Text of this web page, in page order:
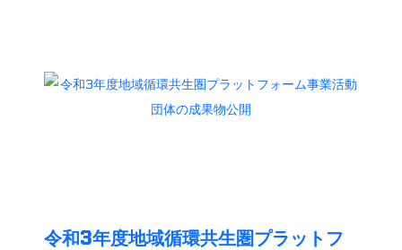
令和3年度地域循環共生圏プラットフ